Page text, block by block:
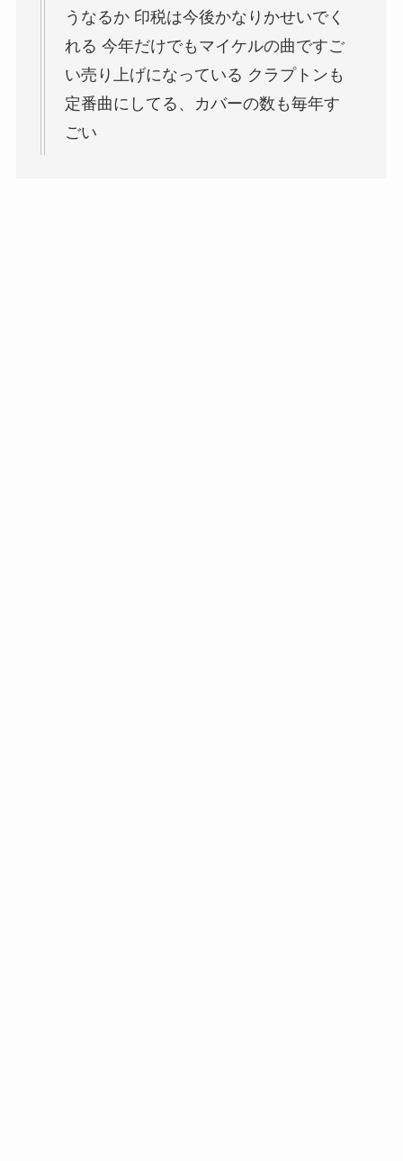
うなるか 印税は今後かなりかせいでく
れる 今年だけでもマイケルの曲ですご
い売り上げになっている クラプトンも
定番曲にしてる、カバーの数も毎年す
ごい